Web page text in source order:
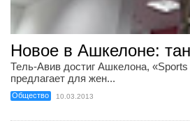
Новое в Ашкелоне:
Тель-Авив достиг Ашкелона,
предлагает для жен...
Общество 10.03.2013